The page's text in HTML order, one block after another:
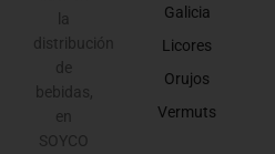
la
distribución
de
bebidas,
en
SOYCO
Galicia
Licores
Orujos
Vermuts